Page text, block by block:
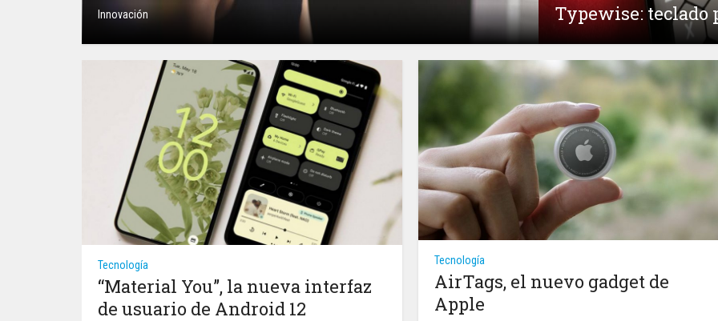
Innovación Typewise: teclado
Tecnología
“Material You”, la nueva interfaz
de usuario de Android 12
Tecnología
AirTags, el nuevo gadget de
Apple